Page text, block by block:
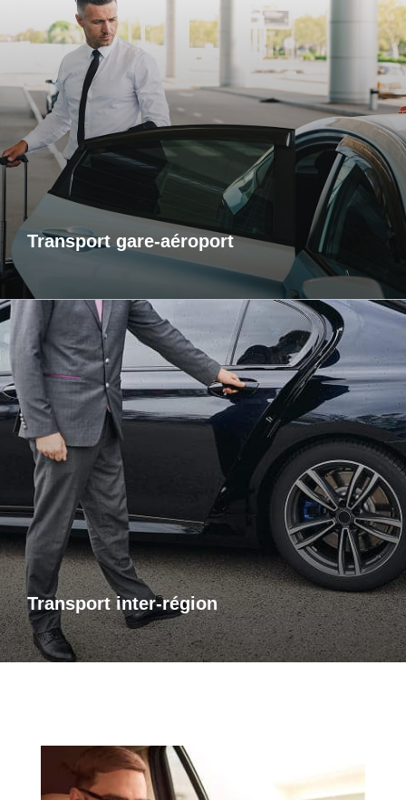
Transport gare-aéroport
Transports gare-aéroport
Pour vos départs comme pour vos retours, profitez d’un
service de transport fiable et ponctuel vers les gares et
aéroports. Je m’assure que vous arriviez à l’heure, sans
contrainte et dans un confort optimal. Que vous voyagiez
pour affaires ou pour le plaisir, laissez-moi gérer votre trajet
afin que vous puissiez vous concentrer sur l’essentiel : votre
voyage.
Transport inter-région
Transports inter-région
Pour vos trajets longue distance, je vous propose un service
de transport inter-régional fiable et confortable. Que ce soit
pour des raisons personnelles ou professionnelles,
bénéficiez d’un accompagnement adapté à vos besoins,
avec des trajets sûrs et sur mesure.